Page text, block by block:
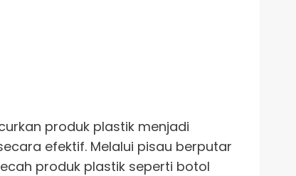
produk plastik menjadi
efektif. Melalui pisau berputar
produk plastik seperti botol